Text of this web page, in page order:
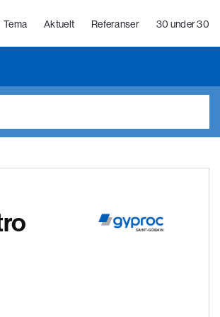
Tema Aktuelt Referanser 30 under 30